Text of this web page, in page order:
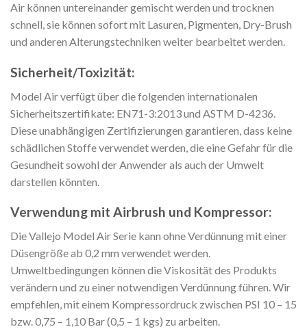
Air können untereinander gemischt werden und trocknen
schnell, sie können sofort mit Lasuren, Pigmenten, Dry-Brush
und anderen Alterungstechniken weiter bearbeitet werden.
Sicherheit/Toxizität:
Model Air verfügt über die folgenden internationalen
Sicherheitszertifikate: EN71-3:2013 und ASTM D-4236.
Diese unabhängigen Zertifizierungen garantieren, dass keine
schädlichen Stoffe verwendet werden, die eine Gefahr für die
Gesundheit sowohl der Anwender als auch der Umwelt
darstellen könnten.
Verwendung mit Airbrush und Kompressor:
Die Vallejo Model Air Serie kann ohne Verdünnung mit einer
Düsengröße ab 0,2 mm verwendet werden.
Umweltbedingungen können die Viskosität des Produkts
verändern und zu einer notwendigen Verdünnung führen. Wir
empfehlen, mit einem Kompressordruck zwischen PSI 10 – 15
bzw. 0,75 – 1,10 Bar (0,5 – 1 kgs) zu arbeiten.